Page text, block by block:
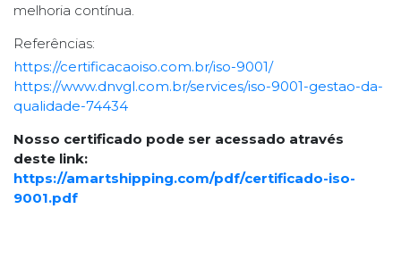
melhoria contínua.
Referências:
https://certificacaoiso.com.br/iso-9001/
https://www.dnvgl.com.br/services/iso-9001-gestao-da-
qualidade-74434
Nosso certificado pode ser acessado através
deste link:
https://amartshipping.com/pdf/certificado-iso-
9001.pdf